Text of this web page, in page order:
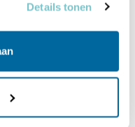
Details tonen
vandaan en wat